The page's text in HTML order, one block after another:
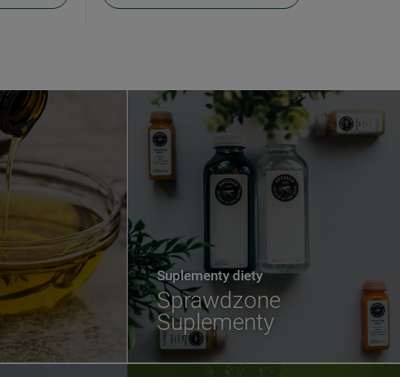
Suplementy diety
Sprawdzone
Suplementy